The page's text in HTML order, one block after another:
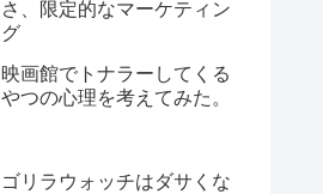
さ、限定的なマーケティン
グ
映画館でトナラーしてくる
やつの心理を考えてみた。
ゴリラウォッチはダサくな